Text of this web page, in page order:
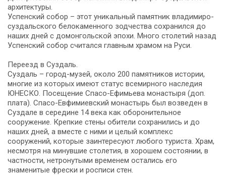
архитектуры.
Успенский собор – этот уникальный памятник владимиро-
суздальского белокаменного зодчества сохранился до
наших дней с домонгольской эпохи. Много столетий назад
Успенский собор считался главным храмом на Руси.
Переезд в Суздаль.
Суздаль – город-музей, около 200 памятников истории,
многие из которых имеют статус всемирного наследия
ЮНЕСКО. Посещение Спасо-Ефимьева монастыря (доп.
плата). Спасо-Евфимиевский монастырь был возведен в
Суздале в середине 14 века как оборонительное
сооружение. Крепкие стены обители сохранились и до
наших дней, а вместе с ними и целый комплекс
сооружений, которые заинтересуют любого туриста. Храм,
несмотря на минувшие столетия, в хорошем состоянии, в
частности, нетронутыми временем остались его
знаменитые фрески и росписи стен.